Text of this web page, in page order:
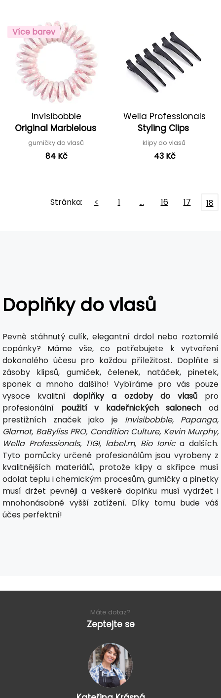
Více barev
Invisibobble
Original Marblelous
gumičky do vlasů
84 Kč
Wella Professionals
Styling Clips
klipy do vlasů
43 Kč
Stránka: < 1 … 16 17 18
Doplňky do vlasů
Pevně stáhnutý culík, elegantní drdol nebo roztomilé
copánky? Máme vše, co potřebujete k vytvoření
dokonalého účesu pro každou příležitost. Doplňte si
zásoby klipsů, gumiček, čelenek, natáček, pinetek,
sponek a mnoho dalšího! Vybíráme pro vás pouze
vysoce kvalitnídoplňky a ozdoby do vlasůpro
profesionální použití v kadeřnických salonech od
prestižních značek jako je Invisibobble, Papanga,
Glamot, BaByliss PRO, Condition Culture, Kevin Murphy,
Wella Professionals, TIGI, label.m, Bio Ionica dalších.
Tyto pomůcky určené profesionálům jsou vyrobeny z
kvalitnějších materiálů, protože klipy a skřipce musí
odolat teplu i chemickým procesům, gumičky a pinetky
musí držet pevněji a veškeré doplňku musí vydržet i
mnohonásobně vyšší zatížení. Díky tomu bude váš
účes perfektní!
Máte dotaz?
Zeptejte se